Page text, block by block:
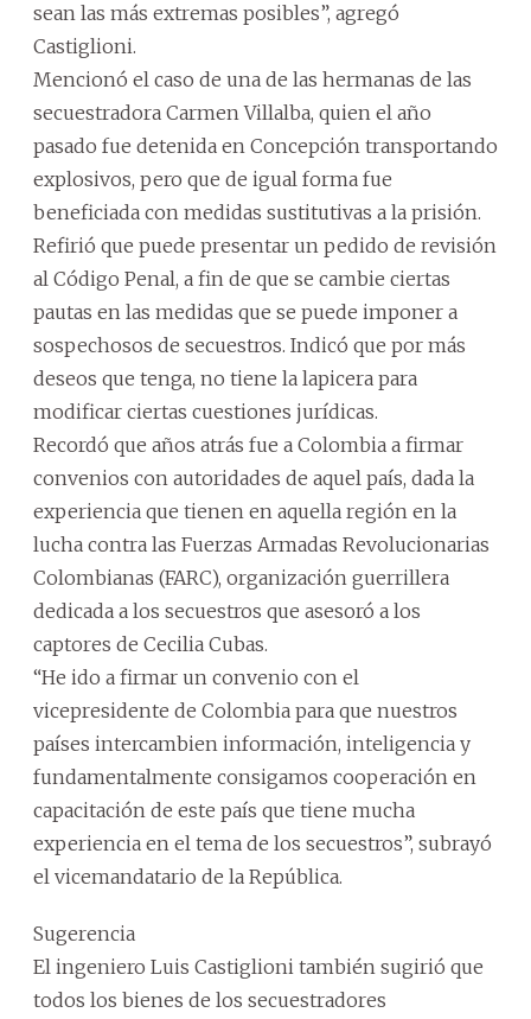
sean las más extremas posibles”, agregó
Castiglioni.
Mencionó el caso de una de las hermanas de las
secuestradora Carmen Villalba, quien el año
pasado fue detenida en Concepción transportando
explosivos, pero que de igual forma fue
beneficiada con medidas sustitutivas a la prisión.
Refirió que puede presentar un pedido de revisión
al Código Penal, a fin de que se cambie ciertas
pautas en las medidas que se puede imponer a
sospechosos de secuestros. Indicó que por más
deseos que tenga, no tiene la lapicera para
modificar ciertas cuestiones jurídicas.
Recordó que años atrás fue a Colombia a firmar
convenios con autoridades de aquel país, dada la
experiencia que tienen en aquella región en la
lucha contra las Fuerzas Armadas Revolucionarias
Colombianas (FARC), organización guerrillera
dedicada a los secuestros que asesoró a los
captores de Cecilia Cubas.
“He ido a firmar un convenio con el
vicepresidente de Colombia para que nuestros
países intercambien información, inteligencia y
fundamentalmente consigamos cooperación en
capacitación de este país que tiene mucha
experiencia en el tema de los secuestros”, subrayó
el vicemandatario de la República.
Sugerencia
El ingeniero Luis Castiglioni también sugirió que
todos los bienes de los secuestradores